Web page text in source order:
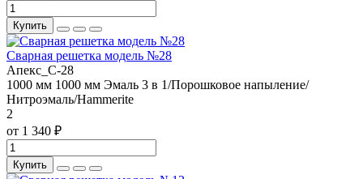
Купить
Сварная решетка модель №28
Апекс_С-28
1000 мм 1000 мм Эмаль 3 в 1/Порошковое напыление/
Нитроэмаль/Hammerite
2
от 1 340 ₽
Купить